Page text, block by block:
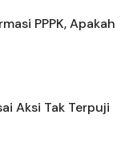
PPPK, Apakah
Aksi Tak Terpuji